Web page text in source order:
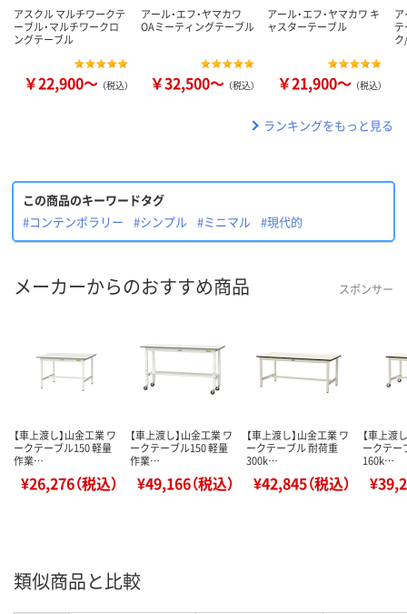
アスクル マルチワークテ
ーブル・マルチワークロ
ングテーブル
￥22,900～ （税込）
アール・エフ・ヤマカワ
OAミーティングテーブル
￥32,500～ （税込）
アール・エフ・ヤマカワ キ
ャスターテーブル
￥21,900～ （税込）
ランキングをもっと見る
この商品のキーワードタグ
#コンテンポラリー
#シンプル #ミニマル #現代的
メーカーからのおすすめ商品 スポンサー
【車上渡し】山金工業 ワ
ークテーブル150 軽量
作業…
¥26,276（税込）
【車上渡し】山金工業 ワ
ークテーブル150 軽量
作業…
¥49,166（税込）
【車上渡し】山金工業 ワ
ークテーブル 耐荷重
300k…
¥42,845（税込）
【車上渡
ークテー
160k…
類似商品と比較